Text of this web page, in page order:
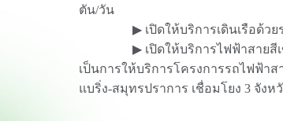
ตัน/วัน
▶ เปิดให้บริการเดินเรือด้วยระบ
▶ เปิดให้บริการไฟฟ้าสายสีเขีย
เป็นการให้บริการโครงการรถไฟฟ้
แบริ่ง-สมุทรปราการ เชื่อมโยง 3 จัง